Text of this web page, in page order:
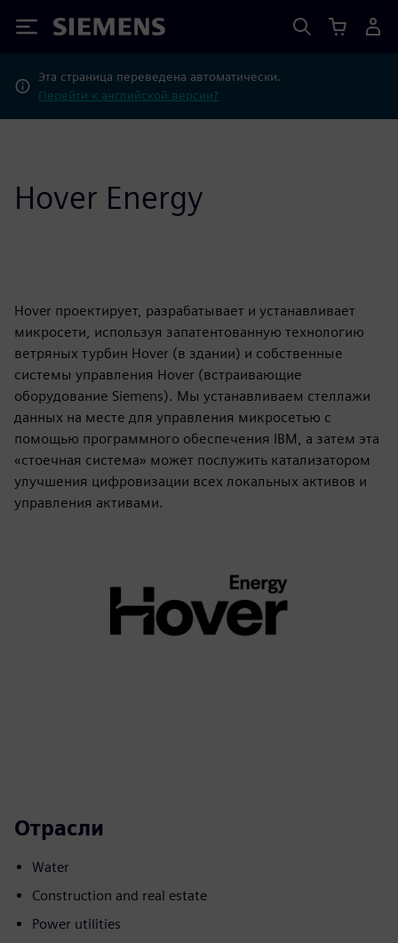
Siemens
Эта страница переведена автоматически.
Перейти к английской версии?
Hover Energy
Hover проектирует, разрабатывает и устанавливает
микросети, используя запатентованную технологию
ветряных турбин Hover (в здании) и собственные
системы управления Hover (встраивающие
оборудование Siemens). Мы устанавливаем стеллажи
данных на месте для управления микросетью с
помощью программного обеспечения IBM, а затем эта
«стоечная система» может послужить катализатором
улучшения цифровизации всех локальных активов и
управления активами.
Отрасли
Water
Construction and real estate
Power utilities